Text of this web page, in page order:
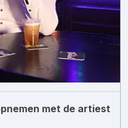
met de artiest